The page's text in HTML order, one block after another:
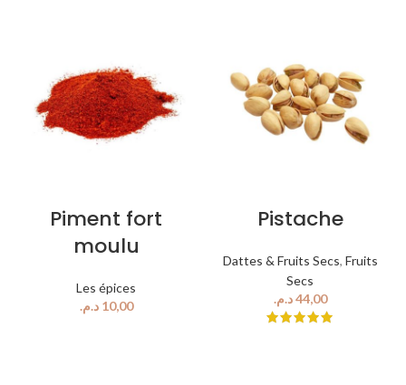
Piment fort
moulu
Les épices
د.م.
Pistache
Dattes & Fruits Secs, Fruits
Secs
د.م.